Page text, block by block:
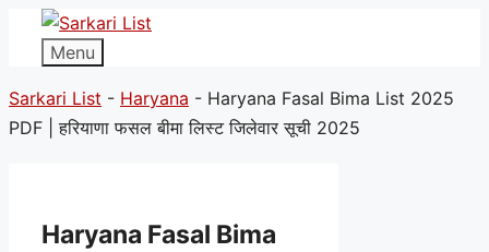
Menu
Sarkari List - Haryana - Haryana Fasal Bima List 2025
PDF | हरियाणा फसल बीमा लिस्ट जिलेवार सूची 2025
Haryana Fasal Bima